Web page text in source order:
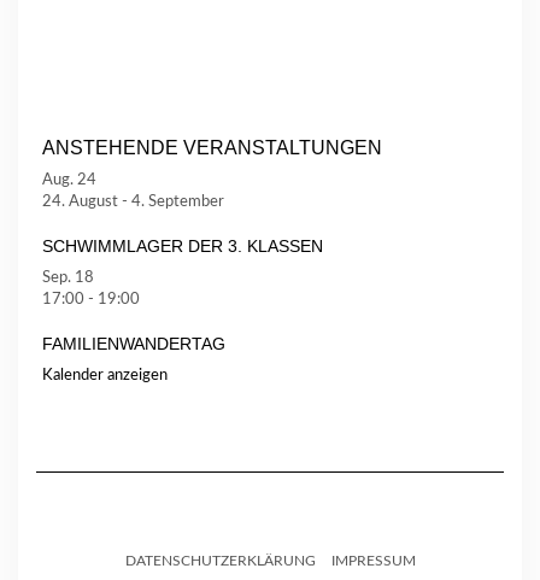
ANSTEHENDE VERANSTALTUNGEN
Aug. 24
24. August - 4. September
SCHWIMMLAGER DER 3. KLASSEN
Sep. 18
17:00 - 19:00
FAMILIENWANDERTAG
Kalender anzeigen
DATENSCHUTZERKLÄRUNG IMPRESSUM